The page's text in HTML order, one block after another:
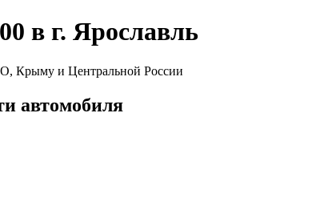
в г. Ярославль
Крыму и Центральной России
автомобиля